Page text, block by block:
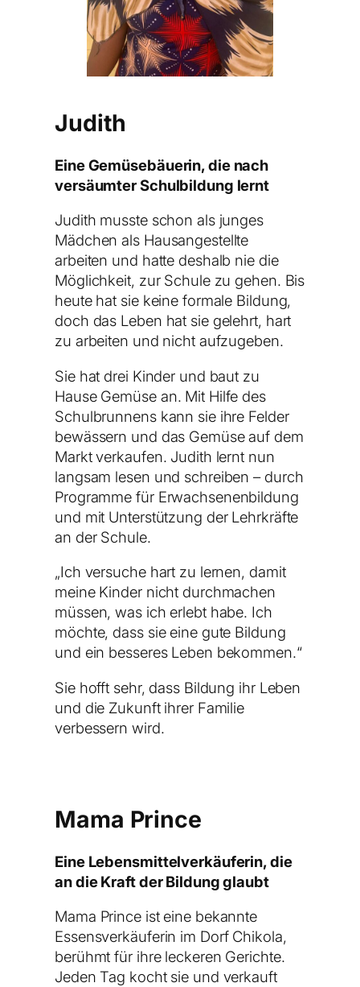
Judith
Eine Gemüsebäuerin, die nach
versäumter Schulbildung lernt
Judith musste schon als junges
Mädchen als Hausangestellte
arbeiten und hatte deshalb nie die
Möglichkeit, zur Schule zu gehen. Bis
heute hat sie keine formale Bildung,
doch das Leben hat sie gelehrt, hart
zu arbeiten und nicht aufzugeben.
Sie hat drei Kinder und baut zu
Hause Gemüse an. Mit Hilfe des
Schulbrunnens kann sie ihre Felder
bewässern und das Gemüse auf dem
Markt verkaufen. Judith lernt nun
langsam lesen und schreiben – durch
Programme für Erwachsenenbildung
und mit Unterstützung der Lehrkräfte
an der Schule.
„Ich versuche hart zu lernen, damit
meine Kinder nicht durchmachen
müssen, was ich erlebt habe. Ich
möchte, dass sie eine gute Bildung
und ein besseres Leben bekommen.“
Sie hofft sehr, dass Bildung ihr Leben
und die Zukunft ihrer Familie
verbessern wird.
Mama Prince
Eine Lebensmittelverkäuferin, die
an die Kraft der Bildung glaubt
Mama Prince ist eine bekannte
Essensverkäuferin im Dorf Chikola,
berühmt für ihre leckeren Gerichte.
Jeden Tag kocht sie und verkauft